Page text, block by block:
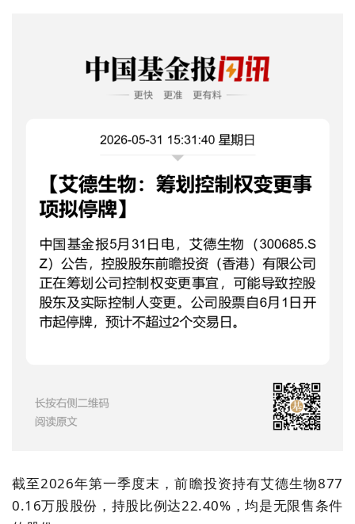
截至2026年第一季度末，前瞻投资持有艾德生物877
0.16万股股份，持股比例达22.40%，均是无限售条件